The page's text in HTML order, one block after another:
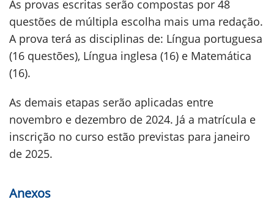
As provas escritas serão compostas por 48
questões de múltipla escolha mais uma redação.
A prova terá as disciplinas de: Língua portuguesa
(16 questões), Língua inglesa (16) e Matemática
(16).
As demais etapas serão aplicadas entre
novembro e dezembro de 2024. Já a matrícula e
inscrição no curso estão previstas para janeiro
de 2025.
Anexos